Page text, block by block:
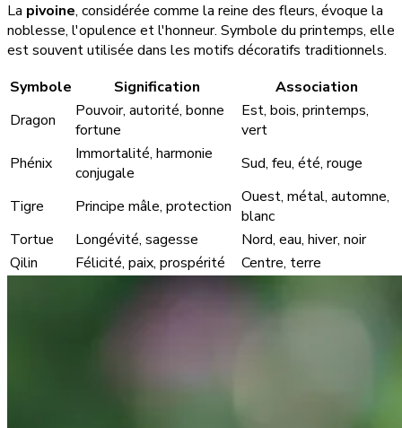
La pivoine, considérée comme la reine des fleurs, évoque la
noblesse, l'opulence et l'honneur. Symbole du printemps, elle
est souvent utilisée dans les motifs décoratifs traditionnels.
Symbole
Signification
Association
Dragon
Pouvoir, autorité, bonne
fortune
Est, bois, printemps,
vert
Phénix
Immortalité, harmonie
conjugale
Sud, feu, été, rouge
Tigre Principe mâle, protection Ouest, métal, automne,
blanc
Tortue
Longévité, sagesse
Nord, eau, hiver, noir
Qilin
Félicité, paix, prospérité Centre, terre